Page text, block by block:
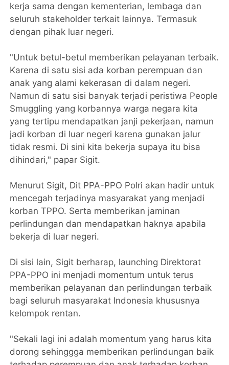
kerja sama dengan kementerian, lembaga dan
seluruh stakeholder terkait lainnya. Termasuk
dengan pihak luar negeri.
"Untuk betul-betul memberikan pelayanan terbaik.
Karena di satu sisi ada korban perempuan dan
anak yang alami kekerasan di dalam negeri.
Namun di satu sisi banyak terjadi peristiwa People
Smuggling yang korbannya warga negara kita
yang tertipu mendapatkan janji pekerjaan, namun
jadi korban di luar negeri karena gunakan jalur
tidak resmi. Di sini kita bekerja supaya itu bisa
dihindari," papar Sigit.
Menurut Sigit, Dit PPA-PPO Polri akan hadir untuk
mencegah terjadinya masyarakat yang menjadi
korban TPPO. Serta memberikan jaminan
perlindungan dan mendapatkan haknya apabila
bekerja di luar negeri.
Di sisi lain, Sigit berharap, launching Direktorat
PPA-PPO ini menjadi momentum untuk terus
memberikan pelayanan dan perlindungan terbaik
bagi seluruh masyarakat Indonesia khususnya
kelompok rentan.
"Sekali lagi ini adalah momentum yang harus kita
dorong sehinggga memberikan perlindungan baik